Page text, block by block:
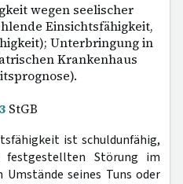
wegen seelischer
Einsichtsfähigkeit,
Unterbringung in
Krankenhaus
StGB
ist schuldunfähig,
Störung im
seines Tuns oder